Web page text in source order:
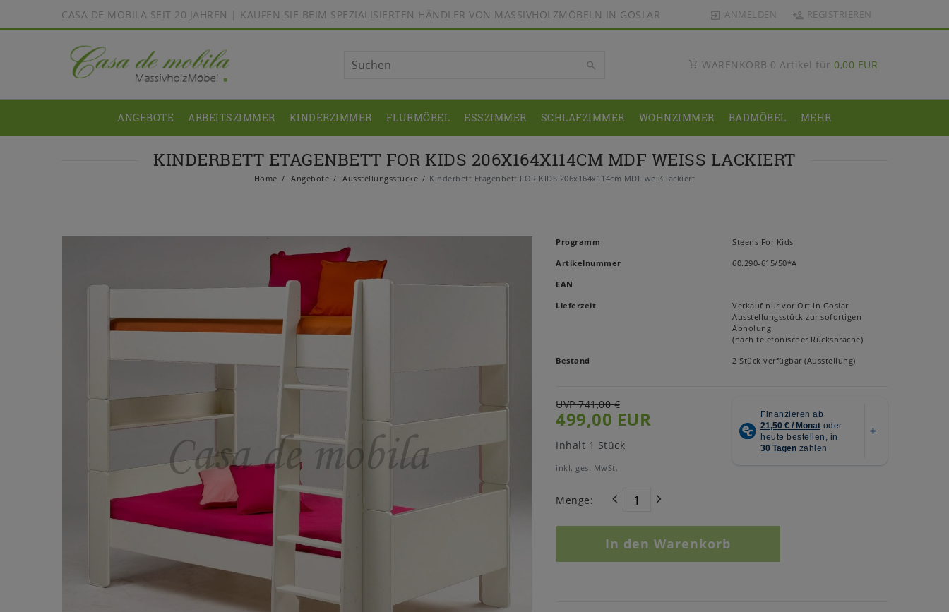
CASA DE MOBILA SEIT 20 JAHREN | KAUFEN SIE BEIM SPEZIALISIERTEN HÄNDLER VON MASSIVHOLZMÖBELN IN GOSLAR ANMELDEN REGISTRIEREN
WARENKORB 0 Artikel für 0,00 EUR
ANGEBOTE ARBEITSZIMMER KINDERZIMMER FLURMÖBEL ESSZIMMER SCHLAFZIMMER WOHNZIMMER BADMÖBEL MEHR
KINDERBETT ETAGENBETT FOR KIDS 206X164X114CM MDF WEISS LACKIERT
Home Angebote Ausstellungsstücke Kinderbett Etagenbett FOR KIDS 206x164x114cm MDF weiß lackiert
Programm
Steens For Kids
Artikelnummer
60.290-615/50*A
EAN
Lieferzeit
Verkauf nur vor Ort in Goslar
Ausstellungsstück zur sofortigen
Abholung
(nach telefonischer Rücksprache)
Bestand
2 Stück verfügbar (Ausstellung)
UVP 741,00 €
499,00 EUR
Inhalt 1 Stück
inkl. ges. MwSt.
Menge:
In den Warenkorb